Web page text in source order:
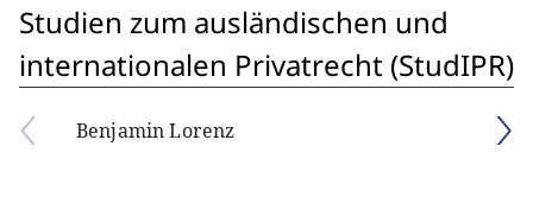
Studien zum ausländischen und
internationalen Privatrecht (StudIPR)
Benjamin Lorenz